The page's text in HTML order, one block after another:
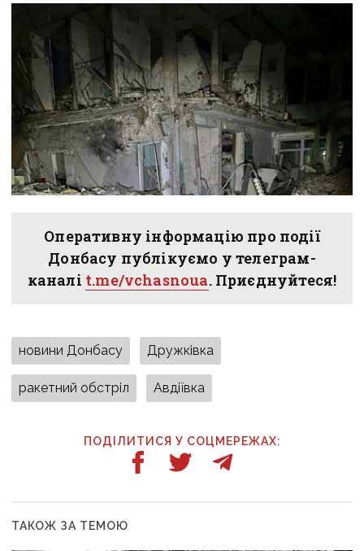
Оперативну інформацію про події
Донбасу публікуємо у телеграм-
каналі t.me/vchasnoua. Приєднуйтеся!
новини Донбасу Дружківка
ракетний обстріл Авдіївка
ПОДІЛИТИСЯ У СОЦМЕРЕЖАХ:
ТАКОЖ ЗА ТЕМОЮ